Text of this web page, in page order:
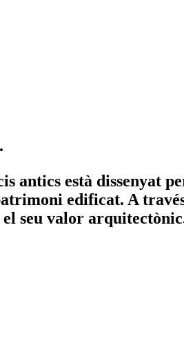
.
antics està dissenyat
edificat. A
seu valor